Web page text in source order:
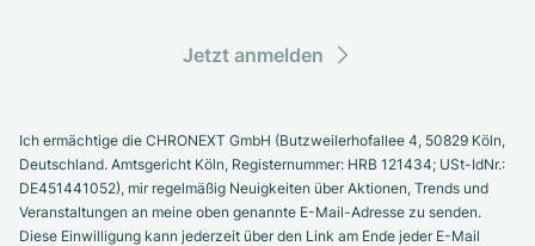
Jetzt anmelden
Ich ermächtige die CHRONEXT GmbH (Butzweilerhofallee 4, 50829 Köln,
Deutschland. Amtsgericht Köln, Registernummer: HRB 121434; USt-IdNr.:
DE451441052), mir regelmäßig Neuigkeiten über Aktionen, Trends und
Veranstaltungen an meine oben genannte E-Mail-Adresse zu senden.
Diese Einwilligung kann jederzeit über den Link am Ende jeder E-Mail